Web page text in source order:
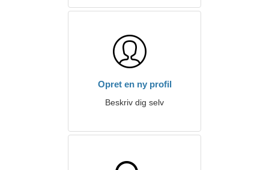
Opret en ny profil
Beskriv dig selv